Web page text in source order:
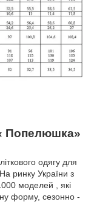
Попелюшка»
одягу для
ринку України з
моделей , які
форму, сезонно -